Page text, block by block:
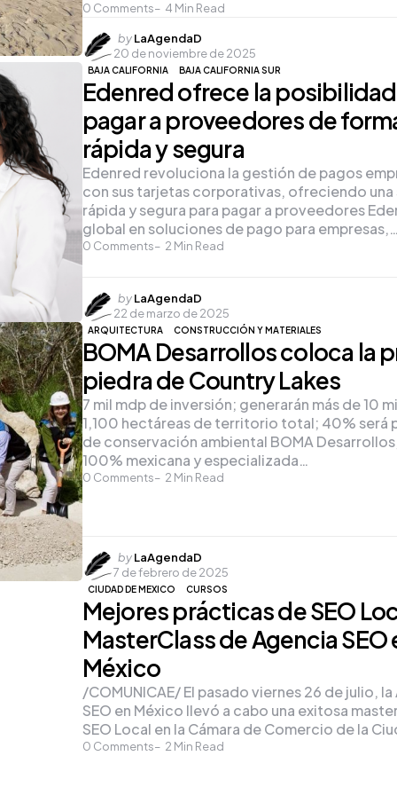
0 Comments 4 Min Read
Posted
by
by LaAgendaD
20 de noviembre de 2025
BAJA CALIFORNIA BAJA CALIFORNIA SUR
Edenred ofrece la
pagar a proveedores de
rápida y segura
0 Comments 2 Min Read
Edenred revoluciona la gestión de pagos
con sus tarjetas corporativas, ofreciendo una
rápida y segura para pagar a proveedores
global en soluciones de pago para empresas,…
Posted
by
by LaAgendaD
22 de marzo de 2025
ARQUITECTURA CONSTRUCCIÓN Y MATERIALES
BOMA Desarrollos coloca la
piedra de Country Lakes
0 Comments 2 Min Read
7 mil mdp de inversión; generarán más de 10
1,100 hectáreas de territorio total; 40% será
de conservación ambiental BOMA
100% mexicana y especializada…
Posted
by
by LaAgendaD
7 de febrero de 2025
CIUDAD DE MEXICO CURSOS
Mejores prácticas de SEO
MasterClass de Agencia SEO
México
0 Comments 2 Min Read
/COMUNICAE/ El pasado viernes 26 de julio,
SEO en México llevó a cabo una exitosa
SEO Local en la Cámara de Comercio de la